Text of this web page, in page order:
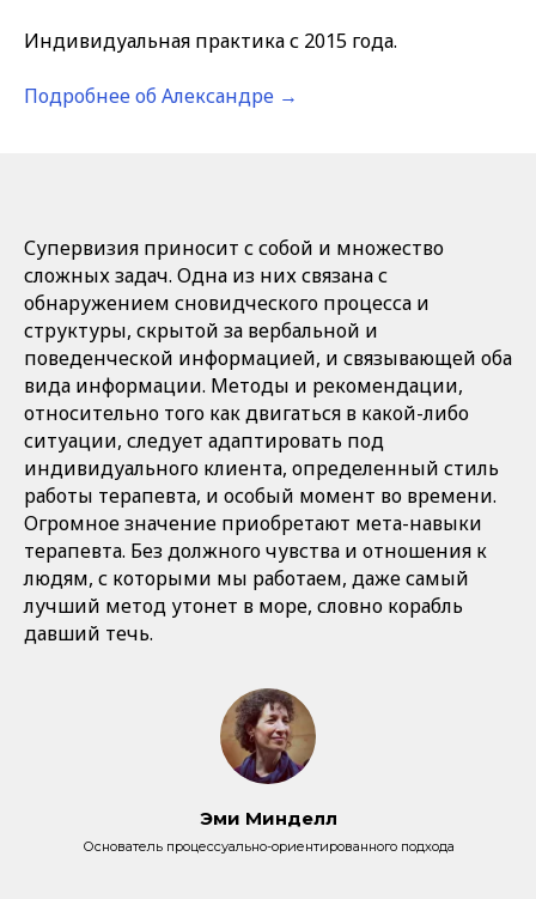
Индивидуальная практика с 2015 года.
Подробнее об Александре →
Супервизия приносит с собой и множество
сложных задач. Одна из них связана с
обнаружением сновидческого процесса и
структуры, скрытой за вербальной и
поведенческой информацией, и связывающей оба
вида информации. Методы и рекомендации,
относительно того как двигаться в какой-либо
ситуации, следует адаптировать под
индивидуального клиента, определенный стиль
работы терапевта, и особый момент во времени.
Огромное значение приобретают мета-навыки
терапевта. Без должного чувства и отношения к
людям, с которыми мы работаем, даже самый
лучший метод утонет в море, словно корабль
давший течь.
Эми Минделл
Основатель процессуально-ориентированного подхода